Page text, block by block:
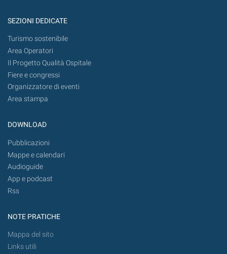
SEZIONI DEDICATE
Turismo sostenibile
Area Operatori
Il Progetto Qualità Ospitale
Fiere e congressi
Organizzatore di eventi
Area stampa
DOWNLOAD
Pubblicazioni
Mappe e calendari
Audioguide
App e podcast
Rss
NOTE PRATICHE
Mappa del sito
Links utili